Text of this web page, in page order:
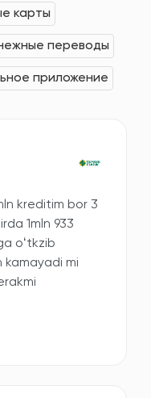
карты
переводы
приложение
kreditim bor 3
1mln 933
oʻtkzib
kamayadi mi